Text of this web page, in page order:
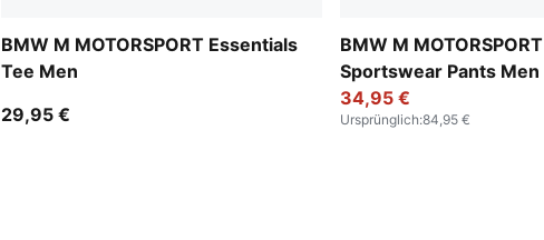
BMW M MOTORSPORT Essentials
Tee Men
29,95 €
BMW M MOTORSPORT
Sportswear Pants Men
34,95 €
Ursprünglich:84,95 €